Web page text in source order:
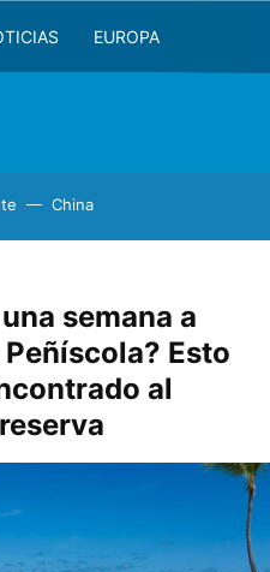
EUROPA
China
semana a
Esto
al